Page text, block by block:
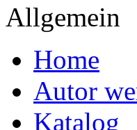
Allgemein
Home
Autor
Katalog